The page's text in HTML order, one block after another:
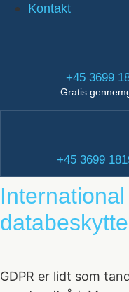
Kontakt
+45 3699
Gratis
+45 3699
International
GDPR er lidt som